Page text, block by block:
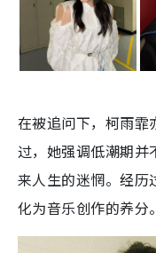
在被追问下，柯雨霏
过，她强调低潮期并
来人生的迷惘。经历
化为音乐创作的养分。